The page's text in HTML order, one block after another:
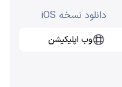
دانلود نسخه iOS
وب اپلیکیشن